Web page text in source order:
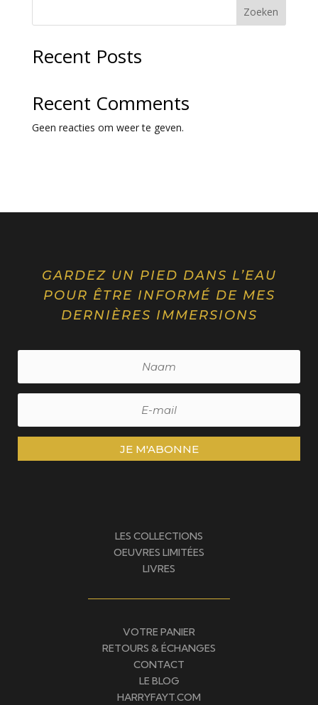
Zoeken
Recent Posts
Recent Comments
Geen reacties om weer te geven.
GARDEZ UN PIED DANS L’EAU
POUR ÊTRE INFORMÉ DE MES
DERNIÈRES IMMERSIONS
JE M'ABONNE
LES COLLECTIONS
OEUVRES LIMITÉES
LIVRES
VOTRE PANIER
RETOURS & ÉCHANGES
CONTACT
LE BLOG
HARRYFAYT.COM